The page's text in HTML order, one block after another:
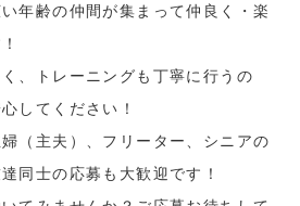
年齢の仲間が集まって仲良く・楽
、トレーニングも丁寧に行うの
してください！
（主夫）、フリーター、シニアの
同士の応募も大歓迎です！